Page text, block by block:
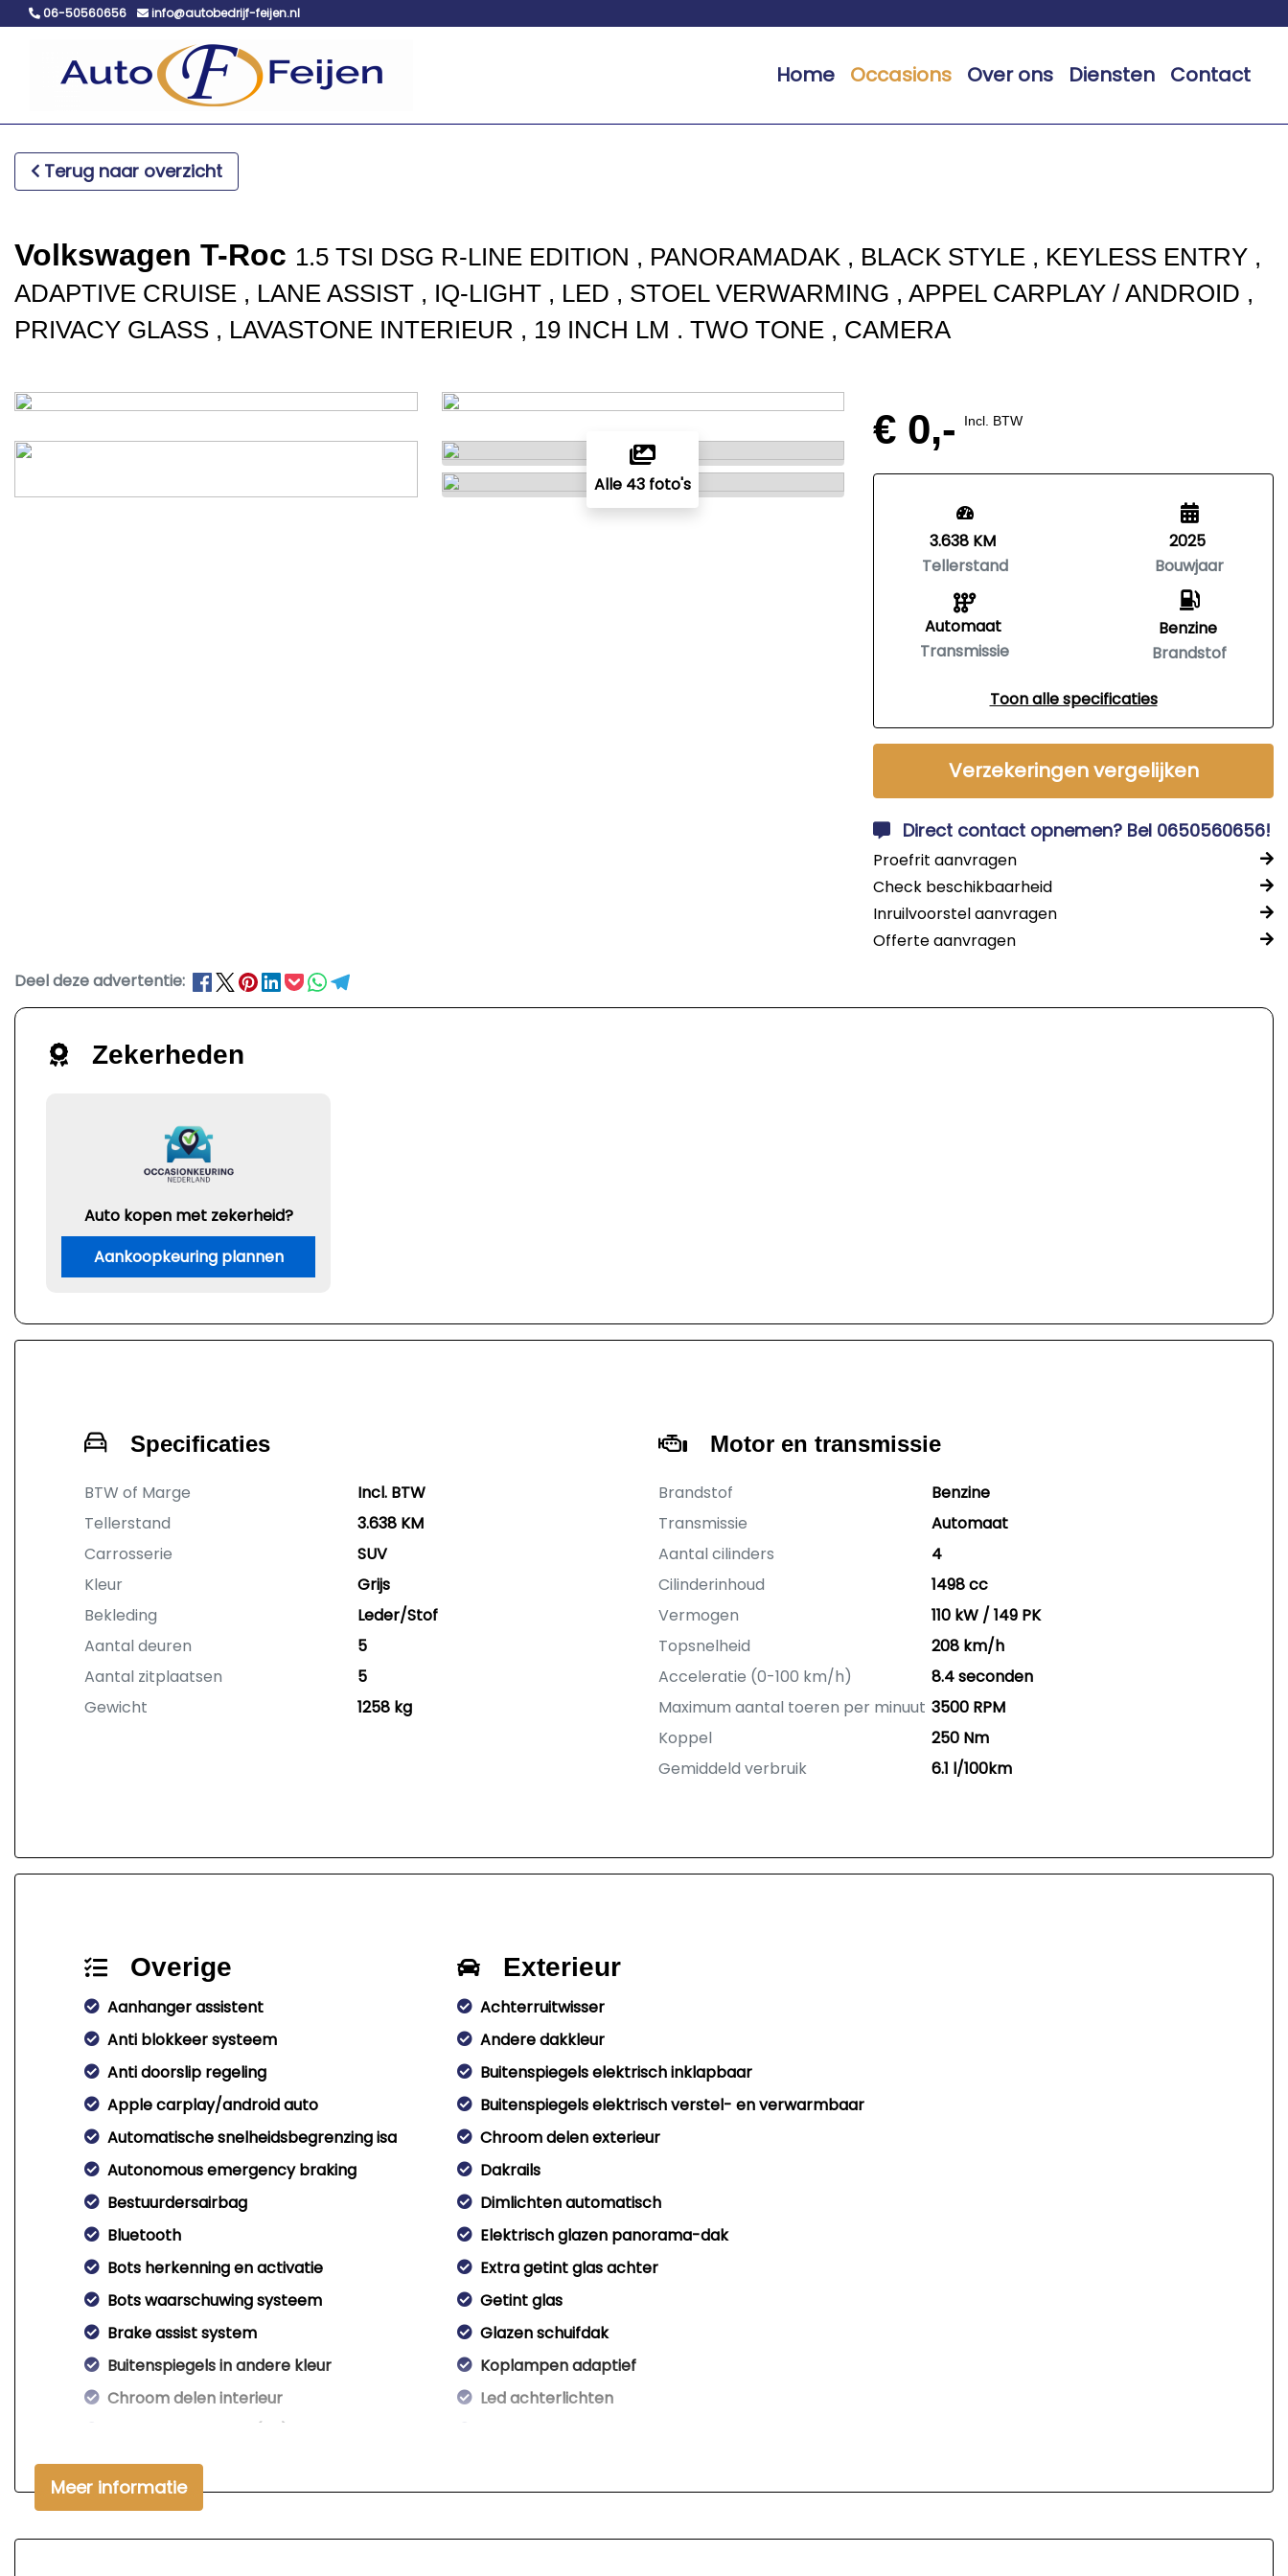
06-50560656 info@autobedrijf-feijen.nl
Home Occasions Over ons Diensten Contact
Terug naar overzicht
Volkswagen T-Roc 1.5 TSI DSG R-LINE EDITION , PANORAMADAK , BLACK STYLE , KEYLESS ENTRY ,
ADAPTIVE CRUISE , LANE ASSIST , IQ-LIGHT , LED , STOEL VERWARMING , APPEL CARPLAY / ANDROID ,
PRIVACY GLASS , LAVASTONE INTERIEUR , 19 INCH LM . TWO TONE , CAMERA
Alle 43 foto's
€ 0,- Incl. BTW
3.638 KM
Tellerstand
Automaat
Transmissie
2025
Bouwjaar
Benzine
Brandstof
Toon alle specificaties
Verzekeringen vergelijken
Direct contact opnemen? Bel 0650560656!
Proefrit aanvragen
Check beschikbaarheid
Inruilvoorstel aanvragen
Offerte aanvragen
Deel deze advertentie:
Zekerheden
Auto kopen met zekerheid?
Aankoopkeuring plannen
Specificaties
BTW of Marge
Incl. BTW
Tellerstand
3.638 KM
Carrosserie
SUV
Kleur
Grijs
Bekleding
Leder/Stof
Aantal deuren
5
Aantal zitplaatsen
5
Gewicht
1258 kg
Motor en transmissie
Brandstof
Benzine
Transmissie
Automaat
Aantal cilinders
4
Cilinderinhoud
1498 cc
Vermogen
110 kW / 149 PK
Topsnelheid
208 km/h
Acceleratie (0-100 km/h)
8.4 seconden
Maximum aantal toeren per minuut 3500 RPM
Koppel
250 Nm
Gemiddeld verbruik
6.1 l/100km
Overige
Aanhanger assistent
Anti blokkeer systeem
Anti doorslip regeling
Apple carplay/android auto
Automatische snelheidsbegrenzing isa
Autonomous emergency braking
Bestuurdersairbag
Bluetooth
Bots herkenning en activatie
Bots waarschuwing systeem
Brake assist system
Buitenspiegels in andere kleur
Chroom delen interieur
Connected services
Cruise control adaptief en stuurhulp
Exterieur
Achterruitwisser
Andere dakkleur
Buitenspiegels elektrisch inklapbaar
Buitenspiegels elektrisch verstel- en verwarmbaar
Chroom delen exterieur
Dakrails
Dimlichten automatisch
Elektrisch glazen panorama-dak
Extra getint glas achter
Getint glas
Glazen schuifdak
Koplampen adaptief
Led achterlichten
Park distance control
Meer informatie